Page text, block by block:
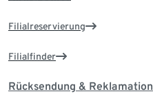
Filialreservierung
Filialfinder
Rücksendung & Reklamation